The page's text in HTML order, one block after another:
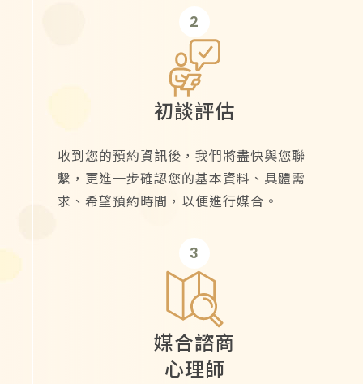
2
初談評估
收到您的預約資訊後，我們將盡快與您聯
繫，更進一步確認您的基本資料、具體需
求、希望預約時間，以便進行媒合。
3
媒合諮商
心理師